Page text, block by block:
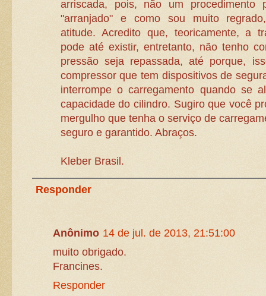
arriscada, pois, não um procedimento
"arranjado" e como sou muito
atitude. Acredito que, teoricamente, a
pode até existir, entretanto, não tenho
pressão seja repassada, até porque,
compressor que tem dispositivos de
interrompe o carregamento quando se
capacidade do cilindro. Sugiro que você
mergulho que tenha o serviço de
seguro e garantido. Abraços.
Kleber Brasil.
Responder
Anônimo 14 de jul. de 2013, 21:51:00
muito obrigado.
Francines.
Responder